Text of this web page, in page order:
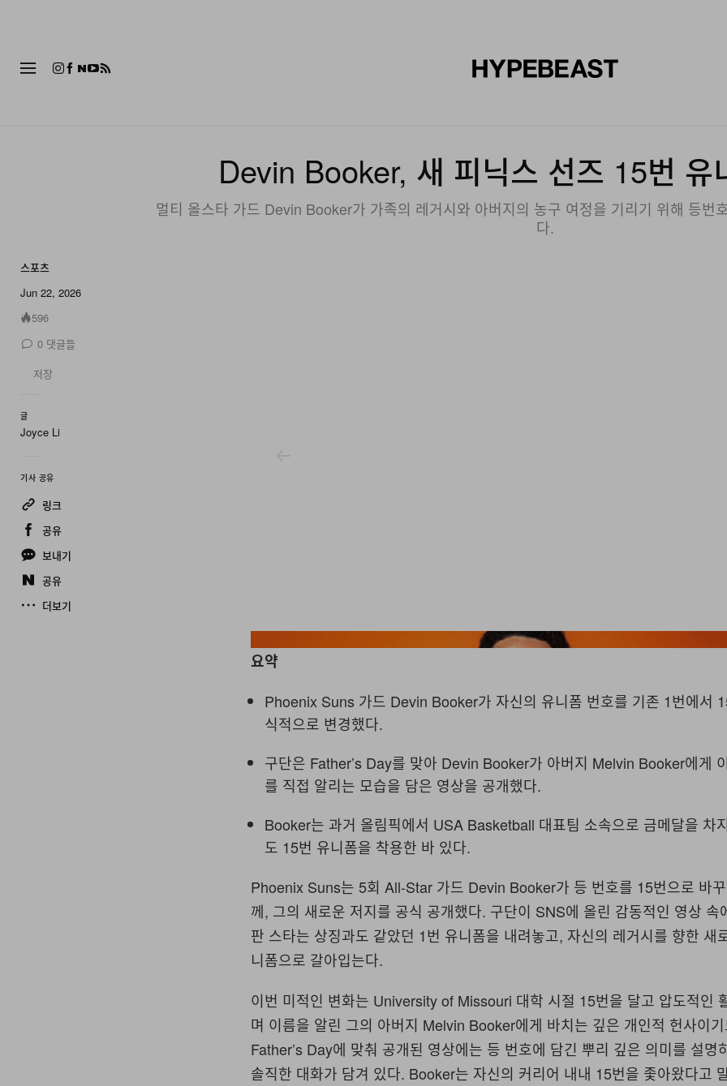
Devin Booker, 새 피닉스 선즈 15번 유
멀티 올스타 가드 Devin Booker가 가족의 레거시와 아버지의 농구 여정을 기리기 위해 등번
다.
스포츠
Jun 22, 2026
596
0 댓글들
저장
글
Joyce Li
기사 공유
링크
공유
보내기
공유
더보기
요약
Phoenix Suns 가드 Devin Booker가 자신의 유니폼 번호를 기존 1번에서
식적으로 변경했다.
구단은 Father’s Day를 맞아 Devin Booker가 아버지 Melvin Booker에게
를 직접 알리는 모습을 담은 영상을 공개했다.
Booker는 과거 올림픽에서 USA Basketball 대표팀 소속으로 금메달을 차
도 15번 유니폼을 착용한 바 있다.
Phoenix Suns는 5회 All-Star 가드 Devin Booker가 등 번호를 15번으로 바
께, 그의 새로운 저지를 공식 공개했다. 구단이 SNS에 올린 감동적인 영상 속
판 스타는 상징과도 같았던 1번 유니폼을 내려놓고, 자신의 레거시를 향한 새
니폼으로 갈아입는다.
이번 미적인 변화는 University of Missouri 대학 시절 15번을 달고 압도적인
며 이름을 알린 그의 아버지 Melvin Booker에게 바치는 깊은 개인적 헌사이
Father’s Day에 맞춰 공개된 영상에는 등 번호에 담긴 뿌리 깊은 의미를 설명
솔직한 대화가 담겨 있다. Booker는 자신의 커리어 내내 15번을 좇아왔다고